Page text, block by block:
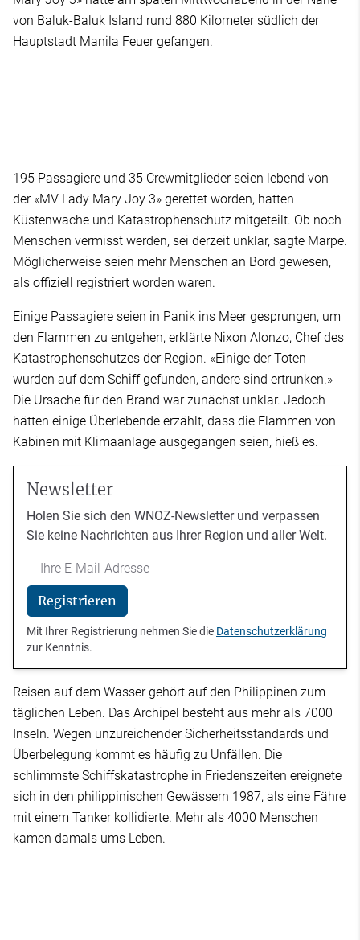
von Baluk-Baluk Island rund 880 Kilometer südlich der
Hauptstadt Manila Feuer gefangen.
195 Passagiere und 35 Crewmitglieder seien lebend von
der «MV Lady Mary Joy 3» gerettet worden, hatten
Küstenwache und Katastrophenschutz mitgeteilt. Ob noch
Menschen vermisst werden, sei derzeit unklar, sagte Marpe.
Möglicherweise seien mehr Menschen an Bord gewesen,
als offiziell registriert worden waren.
Einige Passagiere seien in Panik ins Meer gesprungen, um
den Flammen zu entgehen, erklärte Nixon Alonzo, Chef des
Katastrophenschutzes der Region. «Einige der Toten
wurden auf dem Schiff gefunden, andere sind ertrunken.»
Die Ursache für den Brand war zunächst unklar. Jedoch
hätten einige Überlebende erzählt, dass die Flammen von
Kabinen mit Klimaanlage ausgegangen seien, hieß es.
Newsletter
Holen Sie sich den WNOZ-Newsletter und verpassen
Sie keine Nachrichten aus Ihrer Region und aller Welt.
Email
Registrieren
Mit Ihrer Registrierung nehmen Sie die Datenschutzerklärung
zur Kenntnis.
Reisen auf dem Wasser gehört auf den Philippinen zum
täglichen Leben. Das Archipel besteht aus mehr als 7000
Inseln. Wegen unzureichender Sicherheitsstandards und
Überbelegung kommt es häufig zu Unfällen. Die
schlimmste Schiffskatastrophe in Friedenszeiten ereignete
sich in den philippinischen Gewässern 1987, als eine Fähre
mit einem Tanker kollidierte. Mehr als 4000 Menschen
kamen damals ums Leben.